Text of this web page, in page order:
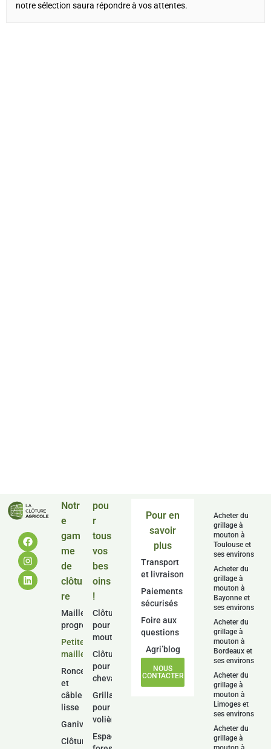
notre sélection saura répondre à vos attentes.
Notr
e
gam
me
de
clôtu
re
Mailles
progressives
Petites
mailles
Ronce
et
câble
lisse
Ganivelle
Clôture
pou
r
tous
vos
bes
oins
!
Clôture
pour
moutons
Clôture
pour
chevaux
Grillage
pour
volière
Espace
Pour en
savoir
plus
Transport
et livraison
Paiements
sécurisés
Foire aux
questions
Agri’blog
NOUS
CONTACTER
Acheter du
grillage à
mouton à
Toulouse et
ses environs
Acheter du
grillage à
mouton à
Bayonne et
ses environs
Acheter du
grillage à
mouton à
Bordeaux et
ses environs
Acheter du
grillage à
mouton à
Limoges et
ses environs
Acheter du
grillage à